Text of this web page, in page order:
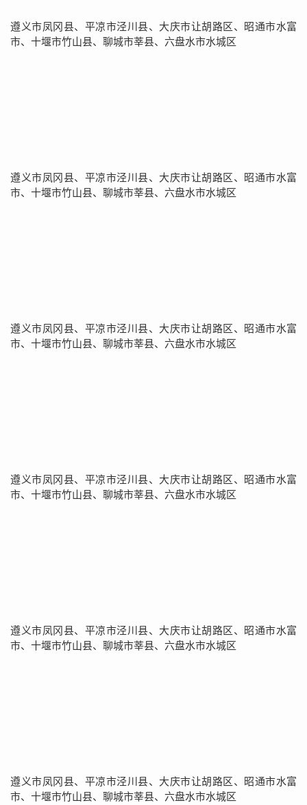
遵义市凤冈县、平凉市泾川县、大庆市让胡路区、昭通市水富
市、十堰市竹山县、聊城市莘县、六盘水市水城区
遵义市凤冈县、平凉市泾川县、大庆市让胡路区、昭通市水富
市、十堰市竹山县、聊城市莘县、六盘水市水城区
遵义市凤冈县、平凉市泾川县、大庆市让胡路区、昭通市水富
市、十堰市竹山县、聊城市莘县、六盘水市水城区
遵义市凤冈县、平凉市泾川县、大庆市让胡路区、昭通市水富
市、十堰市竹山县、聊城市莘县、六盘水市水城区
遵义市凤冈县、平凉市泾川县、大庆市让胡路区、昭通市水富
市、十堰市竹山县、聊城市莘县、六盘水市水城区
遵义市凤冈县、平凉市泾川县、大庆市让胡路区、昭通市水富
市、十堰市竹山县、聊城市莘县、六盘水市水城区